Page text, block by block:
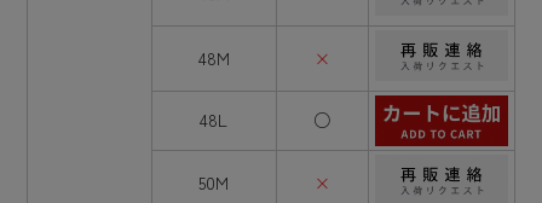
48M ×
48L ○
50M ×